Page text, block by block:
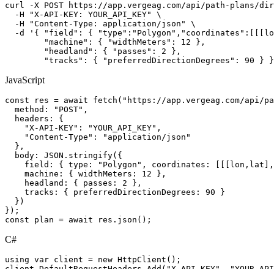
curl -X POST https://app.vergeag.com/api/path-plans/
  -H "X-API-KEY: YOUR_API_KEY" \
  -H "Content-Type: application/json" \
-d '{ "field": {
        "machine": { "widthMeters": 12 },
        "headland": { "passes": 2 },
"tracks": { "preferredDirectionDegrees": 90 }
JavaScript
const res = await fetch("https://app.vergeag.com/api/
  method: "POST",
  headers: {
    "X-API-KEY": "YOUR_API_KEY",
    "Content-Type": "application/json"
  },
  body: JSON.stringify({
field: { type: "Polygon", coordinates:
    machine: { widthMeters: 12 },
    headland: { passes: 2 },
    tracks: { preferredDirectionDegrees: 90 }
  })
});
const plan = await res.json();
C#
using var client = new HttpClient();